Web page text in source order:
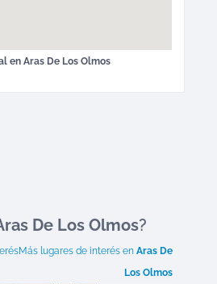
en Aras De Los Olmos
De Los Olmos?
Más lugares de interés en Aras De
Los Olmos